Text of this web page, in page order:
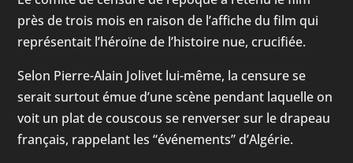
près de trois mois en raison de l’affiche du film qui
représentait l’héroïne de l’histoire nue, crucifiée.
Selon Pierre-Alain Jolivet lui-même, la censure se
serait surtout émue d’une scène pendant laquelle on
voit un plat de couscous se renverser sur le drapeau
français, rappelant les “événements” d’Algérie.